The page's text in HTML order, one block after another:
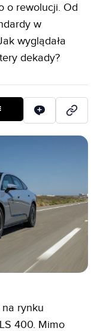
o rewolucji. Od
w
wyglądała
dekady?
na rynku
400. Mimo